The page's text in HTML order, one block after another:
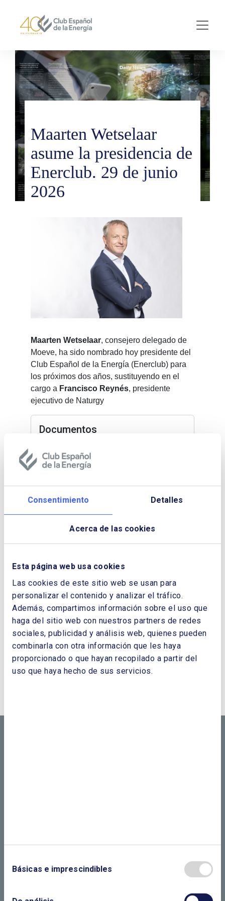
Consentimiento Detalles
Acerca de las cookies
Esta página web usa cookies
Las cookies de este sitio web se usan para
personalizar el contenido y analizar el tráfico.
Además, compartimos información sobre el uso que
haga del sitio web con nuestros partners de redes
sociales, publicidad y análisis web, quienes pueden
combinarla con otra información que les haya
proporcionado o que hayan recopilado a partir del
uso que haya hecho de sus servicios.
Básicas e imprescindibles
Maarten Wetselaar
asume la presidencia de
Enerclub. 29 de junio
2026
Maarten Wetselaar, consejero delegado de
Moeve, ha sido nombrado hoy presidente del
Club Español de la Energía (Enerclub) para
los próximos dos años, sustituyendo en el
cargo a Francisco Reynés, presidente
ejecutivo de Naturgy
Documentos
asume la presidencia de Enerclub
Maarten Wetselaar
Nuevo Presidente y vicepresidentes
¿QUIERES PONERTE EN CONTACTO CON
EL CLUB